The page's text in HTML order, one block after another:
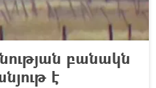
բանակն
է